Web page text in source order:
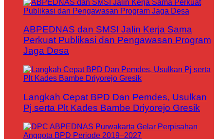
ABPEDNAS dan SMSI Jalin Kerja Sama
Perkuat Publikasi dan Pengawasan Program
Jaga Desa
Langkah Cepat BPD Dan Pemdes, Usulkan
Pj serta Plt Kades Bambe Driyorejo Gresik